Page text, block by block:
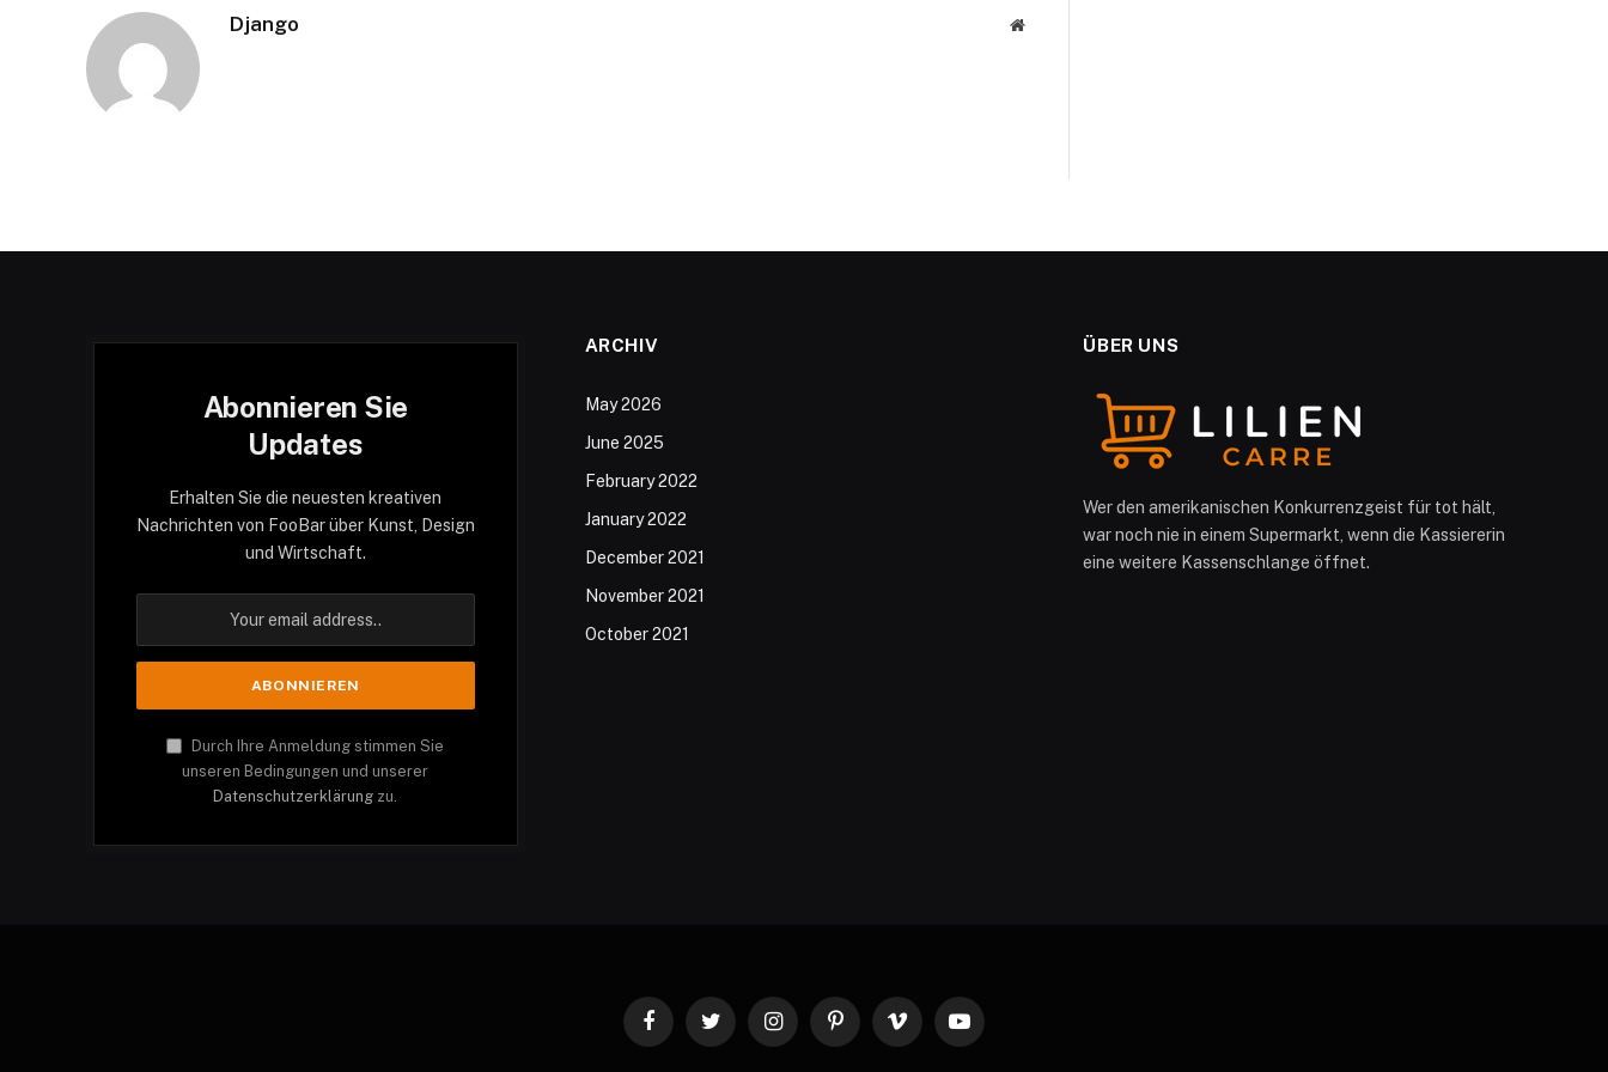
Django Website
Abonnieren Sie
Updates
Erhalten Sie die neuesten kreativen
Nachrichten von FooBar über Kunst, Design
und Wirtschaft.
Durch Ihre Anmeldung stimmen Sie
unseren Bedingungen und unserer
Datenschutzerklärung zu.
ARCHIV
May 2026
June 2025
February 2022
January 2022
December 2021
November 2021
October 2021
ÜBER UNS
Wer den amerikanischen Konkurrenzgeist für tot hält,
war noch nie in einem Supermarkt, wenn die Kassiererin
eine weitere Kassenschlange öffnet.
FacebookTwitter InstagramPinterestVimeo YouTube